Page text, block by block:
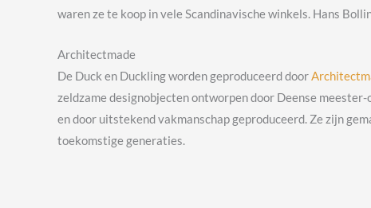
waren ze te koop in vele Scandinavische winkels. Hans
Architectmade
De Duck en Duckling worden geproduceerd door
zeldzame designobjecten ontworpen door Deense
en door uitstekend vakmanschap geproduceerd. Ze zijn
toekomstige generaties.